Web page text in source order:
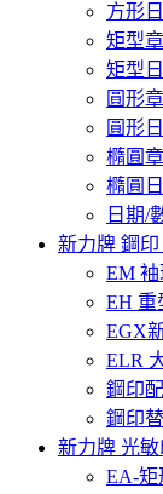
方形
矩型章
矩型
圓形章
圓形
橢圓章
橢圓
日期/
新力牌 鋼印
EM
EH 重
EGX
ELR
鋼印
鋼印
新力牌 光敏
EA-矩